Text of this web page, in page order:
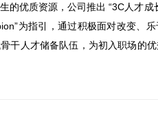
的优质资源，公司推出 “3C人才成
为指引，通过积极面对改变、
干人才储备队伍，为初入职场的